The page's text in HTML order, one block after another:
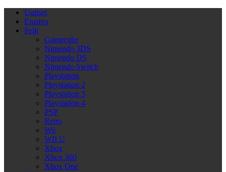
Uutiset
Etusivu
Pelit
Gamecube
Nintendo 3DS
Nintendo DS
Nintendo Switch
Playstation
Playstation 2
Playstation 3
Playstation 4
PSP
Retro
Wii
WII U
Xbox
Xbox 360
Xbox One